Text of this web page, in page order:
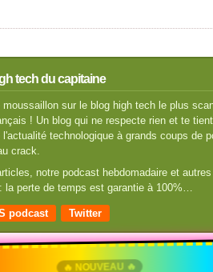
tech du capitaine
moussaillon sur le blog high tech le plus
! Un blog qui ne respecte rien et te tient
l'actualité technologique à grands coups de
crack.
notre podcast hebdomadaire et autres
la perte de temps est garantie à 100%…
podcast Twitter
🔥 NOUVEAU 🔥